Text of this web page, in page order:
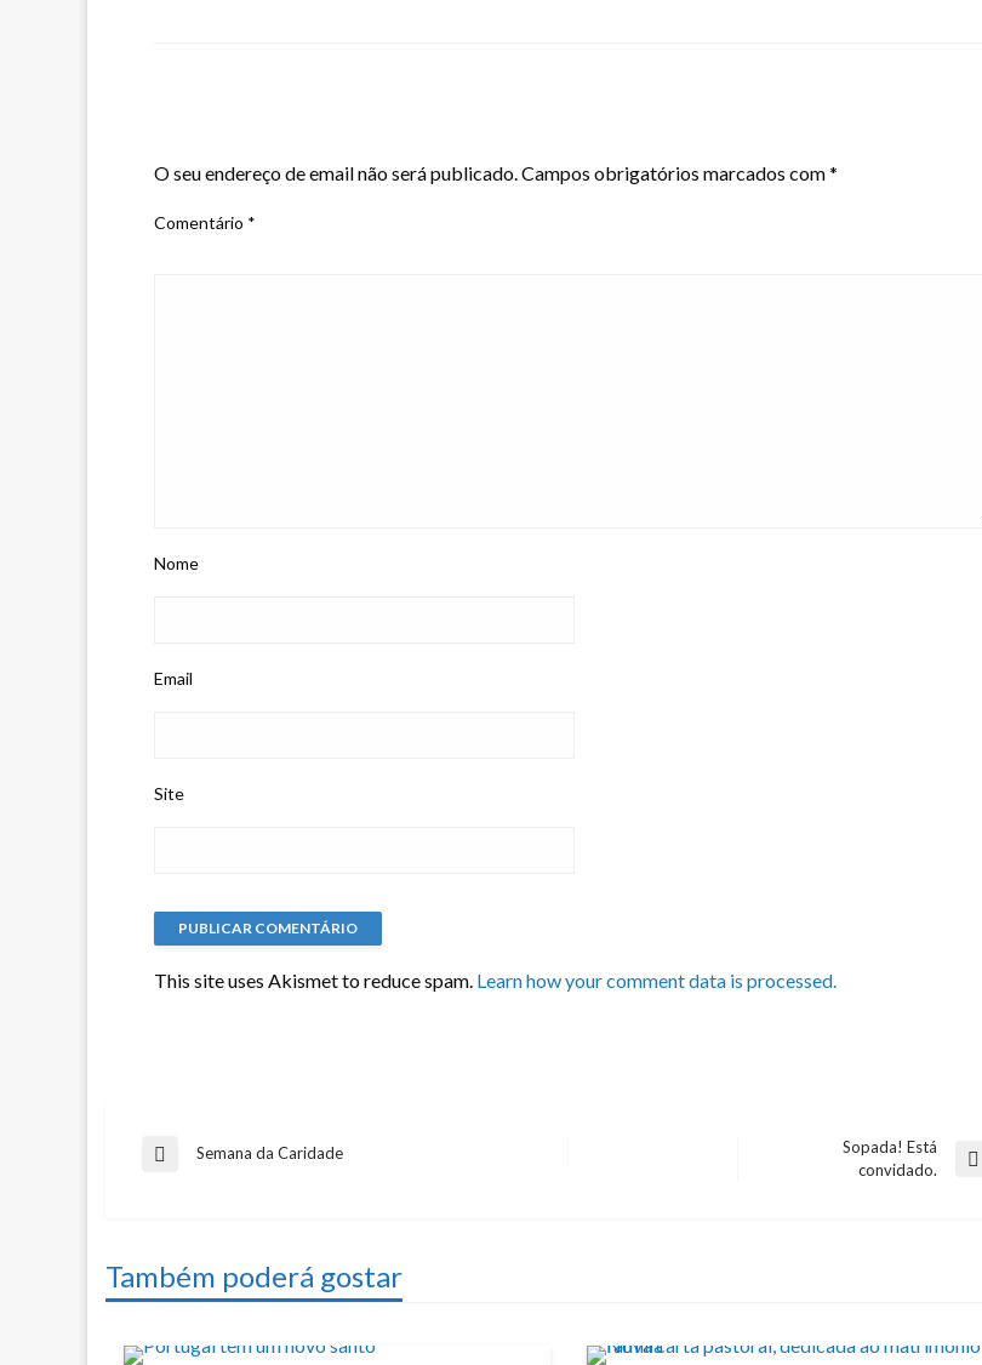
O seu endereço de email não será publicado.Campos obrigatórios marcados com*
Comentário *
Nome
Email
Site
This site uses Akismet to reduce spam. Learn how your comment data is processed.
Navegação
artigos
PreviousSemana da Caridade
Sopada! Está
convidado.
Também poderá gostar